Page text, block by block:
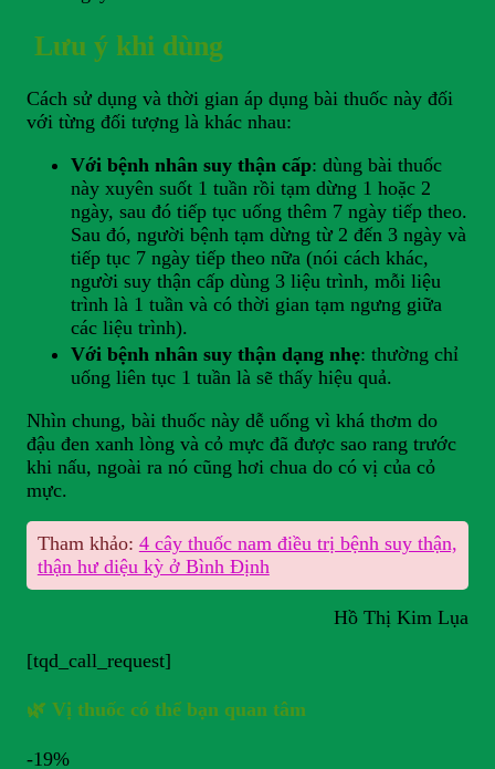
Lưu ý khi dùng
Cách sử dụng và thời gian áp dụng bài thuốc này đối
với từng đối tượng là khác nhau:
Với bệnh nhân suy thận cấp: dùng bài thuốc
này xuyên suốt 1 tuần rồi tạm dừng 1 hoặc 2
ngày, sau đó tiếp tục uống thêm 7 ngày tiếp theo.
Sau đó, người bệnh tạm dừng từ 2 đến 3 ngày và
tiếp tục 7 ngày tiếp theo nữa (nói cách khác,
người suy thận cấp dùng 3 liệu trình, mỗi liệu
trình là 1 tuần và có thời gian tạm ngưng giữa
các liệu trình).
Với bệnh nhân suy thận dạng nhẹ: thường chỉ
uống liên tục 1 tuần là sẽ thấy hiệu quả.
Nhìn chung, bài thuốc này dễ uống vì khá thơm do
đậu đen xanh lòng và cỏ mực đã được sao rang trước
khi nấu, ngoài ra nó cũng hơi chua do có vị của cỏ
mực.
Tham khảo: 4 cây thuốc nam điều trị bệnh suy thận,
thận hư diệu kỳ ở Bình Định
Hồ Thị Kim Lụa
[tqd_call_request]
🌿 Vị thuốc có thể bạn quan tâm
-19%